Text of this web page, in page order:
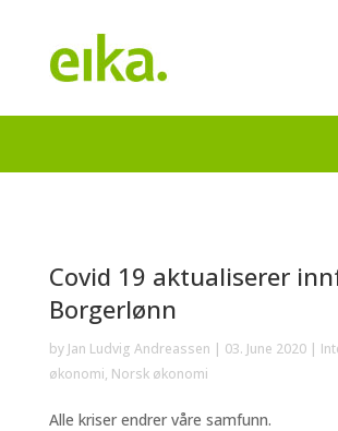
Covid 19 aktualiserer
Borgerlønn
by Jan Ludvig Andreassen | 03. June 2020|
økonomi, Norsk økonomi
Alle kriser endrer våre samfunn.